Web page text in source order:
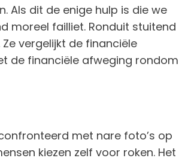
Als dit de enige hulp is die we
moreel failliet. Ronduit stuitend
vergelijkt de financiële
de financiële afweging rondom
met nare foto’s op
kiezen zelf voor roken. Het